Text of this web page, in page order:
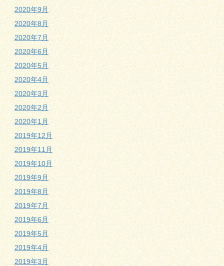
2020年9月
2020年8月
2020年7月
2020年6月
2020年5月
2020年4月
2020年3月
2020年2月
2020年1月
2019年12月
2019年11月
2019年10月
2019年9月
2019年8月
2019年7月
2019年6月
2019年5月
2019年4月
2019年3月